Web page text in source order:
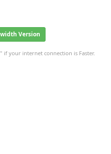
Version
if your internet connection is Faster.